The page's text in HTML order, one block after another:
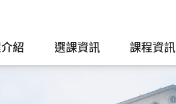
紹 選課資訊 課程資訊